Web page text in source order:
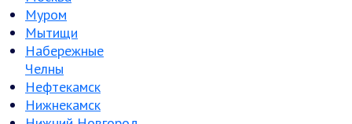
Муром
Мытищи
Набережные
Челны
Нефтекамск
Нижнекамск